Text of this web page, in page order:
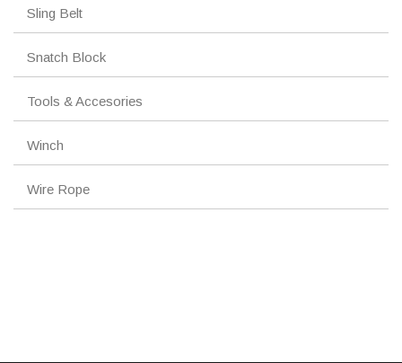
Sling Belt
Snatch Block
Tools & Accesories
Winch
Wire Rope